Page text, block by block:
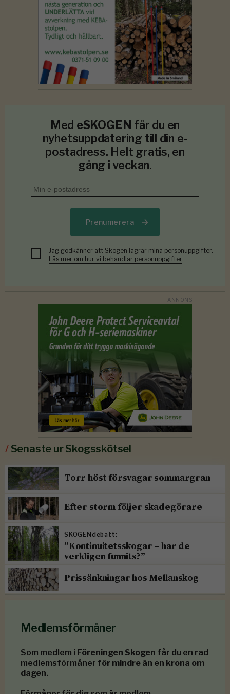
Med eSKOGEN får du en
nyhetsuppdatering till din e-
postadress. Helt gratis, en
gång i veckan.
Prenumerera
Jag godkänner att Skogen lagrar mina personuppgifter.
Läs mer om hur vi behandlar personuppgifter
/Senaste ur Skogsskötsel
Torr höst försvagar sommargran
Efter storm följer skadegörare
SKOGENdebatt:
”Kontinuitetsskogar – har de
verkligen funnits?”
Prissänkningar hos Mellanskog
Medlemsförmåner
Som medlem i Föreningen Skogen får du en rad
medlemsförmåner för mindre än en krona om
dagen.